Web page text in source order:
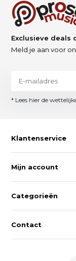
Exclusieve deals
Meld je aan voor
* Lees hier de
Klantenservice
Mijn account
Categorieën
Contact